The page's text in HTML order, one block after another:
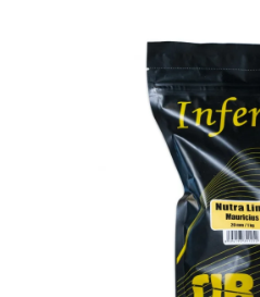
hvězdiček.